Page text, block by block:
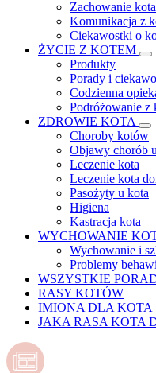
Zachowanie kota
Komunikacja z
Ciekawostki o
ŻYCIE Z KOTEM
Produkty
Porady i
Codzienna
Podróżowanie z
ZDROWIE KOTA
Choroby kotów
Objawy chorób
Leczenie kota
Leczenie kota
Pasożyty u kota
Higiena
Kastracja kota
WYCHOWANIE
Wychowanie i
Problemy
WSZYSTKIE
RASY KOTÓW
IMIONA DLA KOTA
JAKA RASA KOTA